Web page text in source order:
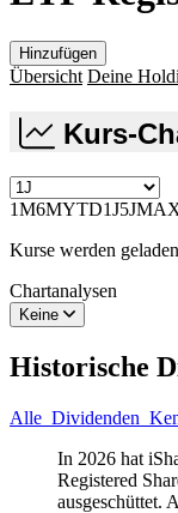
Hinzufügen
Übersicht Deine
Kurs-
1M6MYTD1J5J
Kurse werden
Chartanalysen
Keine
Historische
Alle Dividenden
In 2026 hat
Registered
ausgeschüttet.